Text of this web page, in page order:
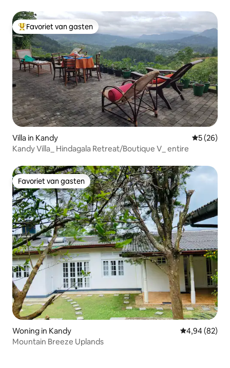
Topfavoriet van gasten
Favoriet van gasten
Villa in Kandy
5 (26)
Kandy Villa_ Hindagala Retreat/Boutique V_ entire
Favoriet van gasten
Favoriet van gasten
Woning in Kandy Gemiddelde
4,94 (82)
Mountain Breeze Uplands